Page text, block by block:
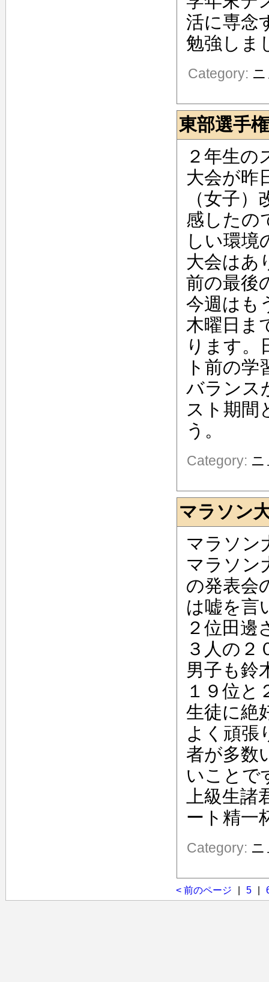
活に専念
勉強しま
Category:
東部選手
２年生の
大会が昨
（女子
感したの
しい環境
大会はあ
前の最後
今週はも
木曜日ま
ります。
ト前の
バランス
スト期間
う。
Category:
マラソン
マラソン
マラソン
の発表会
は嘘を言
２位田邊
３人の２
男子も鈴
１９位と
生徒に絶
よく頑張
者が多数
いことで
上級生
ート精一
Category:
< 前のページ 5